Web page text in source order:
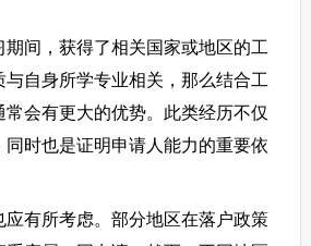
期间，获得了相关国家或地区的工
自身所学专业相关，那么结合工
会有更大的优势。此类经历不仅
时也是证明申请人能力的重要依
应有所考虑。部分地区在落户政策